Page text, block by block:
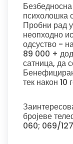
психолошка
Пробни рад
неопходно
одсуство -
89 000 +
сатница, да
тек након 10
бројеве
060; 069/